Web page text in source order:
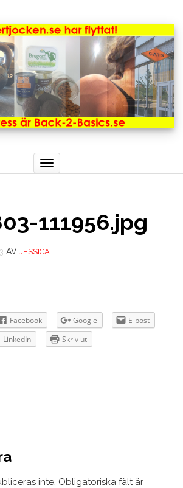
Toggle
navigation
111956.jpg
AV JESSICA
Facebook Google
E-post
LinkedIn Skriv ut
inte. Obligatoriska fält är